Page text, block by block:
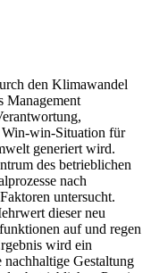
den Klimawandel
Management
Win-win-Situation für
generiert wird.
des betrieblichen
nach
untersucht.
dieser neu
auf und regen
wird ein
Gestaltung